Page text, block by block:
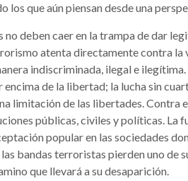
los que aún piensan desde una
no deben caer en la trampa de dar
atenta directamente contra la
indiscriminada, ilegal e
encima de la libertad; la lucha sin
limitación de las libertades. Contra
públicas, civiles y políticas. La
popular en las sociedades
bandas terroristas pierden uno de
que llevará a su desaparición.